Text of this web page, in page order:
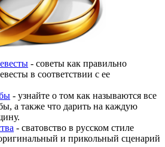
- советы как правильно
в соответствии с ее
- узнайте о том как называются все
а также что дарить на каждую
- сватовство в русском стиле
и прикольный сценарий